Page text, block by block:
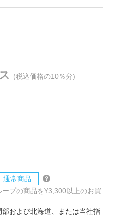
(税込価格の10％分)
通常商品
ープの商品を¥3,300以上のお買
および北海道、または当社指